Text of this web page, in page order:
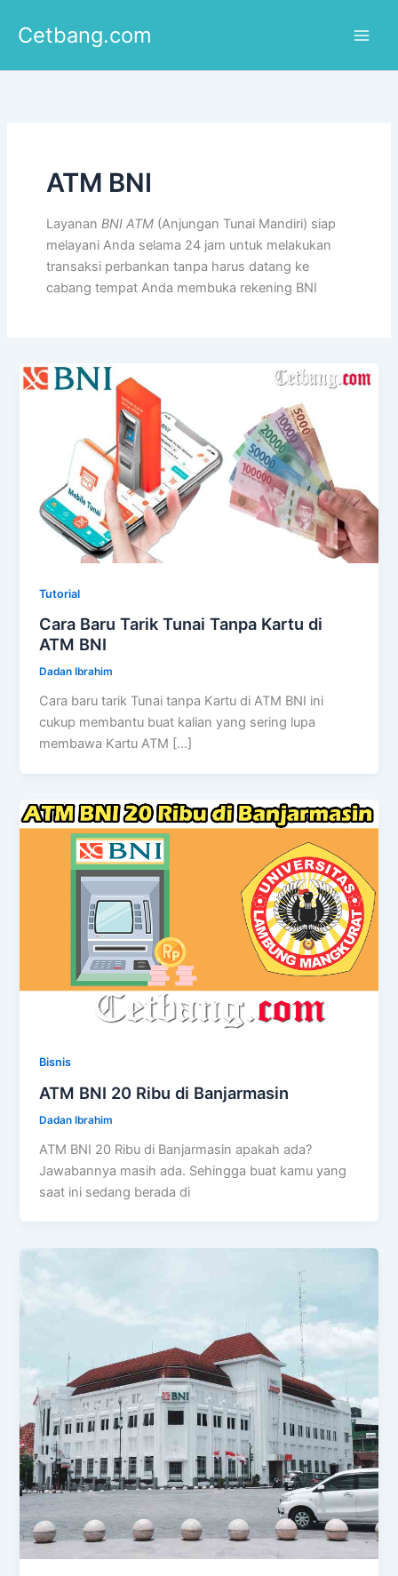
Cetbang.com
ATM BNI
Layanan BNI ATM(Anjungan Tunai Mandiri) siap
melayani Anda selama 24 jam untuk melakukan
transaksi perbankan tanpa harus datang ke
cabang tempat Anda membuka rekening BNI
Tutorial
Cara Baru Tarik Tunai Tanpa Kartu di
ATM BNI
Dadan Ibrahim
Cara baru tarik Tunai tanpa Kartu di ATM BNI ini
cukup membantu buat kalian yang sering lupa
membawa Kartu ATM […]
Bisnis
ATM BNI 20 Ribu di Banjarmasin
Dadan Ibrahim
ATM BNI 20 Ribu di Banjarmasin apakah ada?
Jawabannya masih ada. Sehingga buat kamu yang
saat ini sedang berada di